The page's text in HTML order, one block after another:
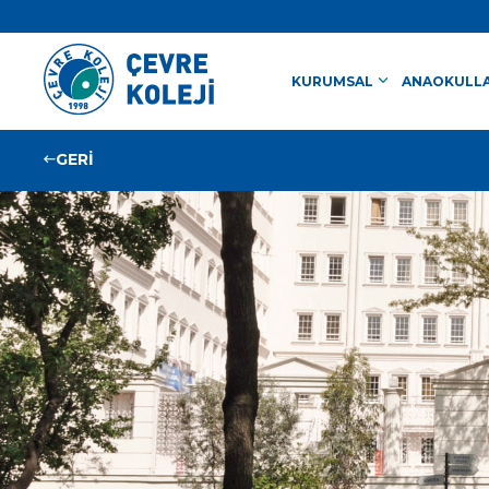
KURUMSAL keyboard_arrow_down
GERİ